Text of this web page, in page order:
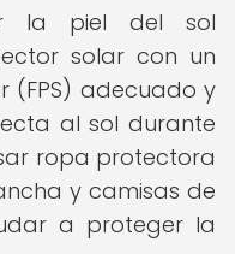
la piel del sol
solar con un
(FPS) adecuado y
al sol durante
ropa protectora
y camisas de
a proteger la